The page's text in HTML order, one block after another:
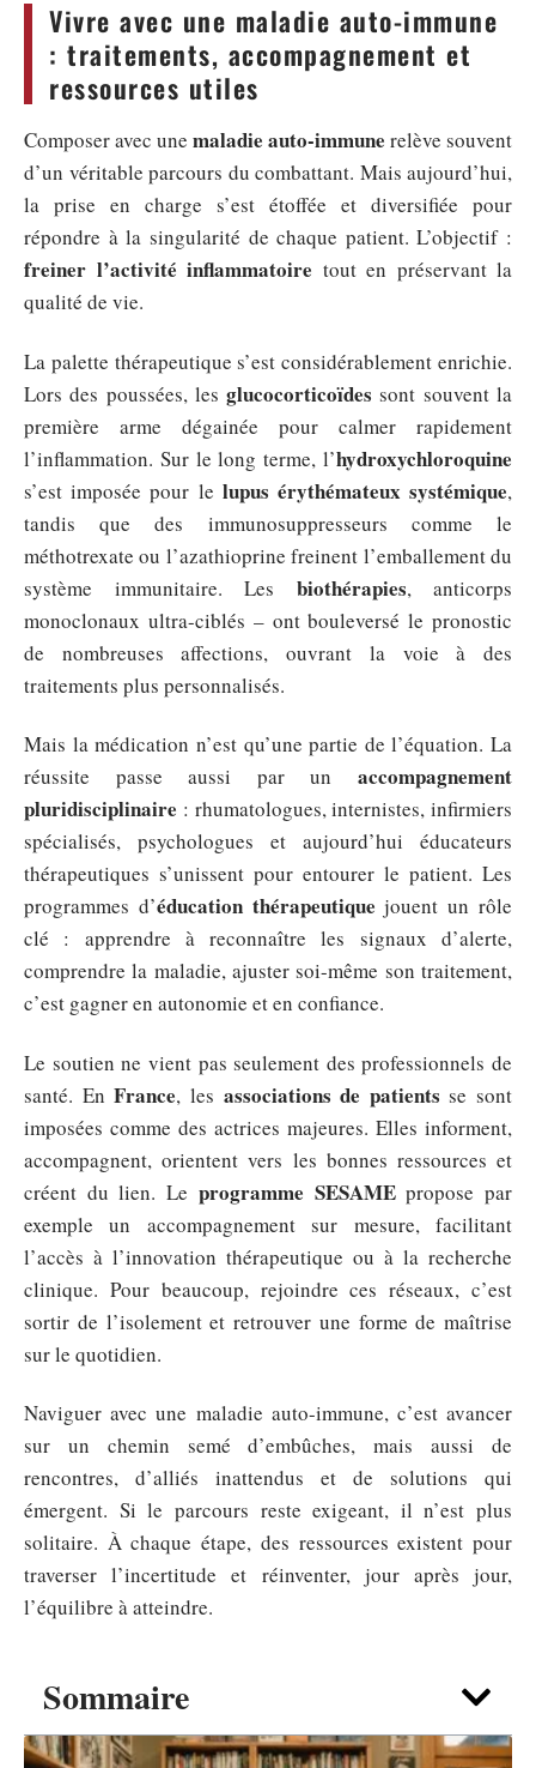
Sommaire
Vivre avec une maladie auto-immune
: traitements, accompagnement et
ressources utiles
Composer avec une maladie auto-immune relève souvent
d’un véritable parcours du combattant. Mais aujourd’hui,
la prise en charge s’est étoffée et diversifiée pour
répondre à la singularité de chaque patient. L’objectif :
freiner l’activité inflammatoire tout en préservant la
qualité de vie.
La palette thérapeutique s’est considérablement enrichie.
Lors des poussées, lesglucocorticoïdes sont souvent la
première arme dégainée pour calmer rapidement
l’inflammation. Sur le long terme, l’hydroxychloroquine
s’est imposée pour le lupus érythémateux systémique,
tandis que des immunosuppresseurs comme le
méthotrexate ou l’azathioprine freinent l’emballement du
système immunitaire. Les biothérapies, anticorps
monoclonaux ultra-ciblés – ont bouleversé le pronostic
de nombreuses affections, ouvrant la voie à des
traitements plus personnalisés.
Mais la médication n’est qu’une partie de l’équation. La
réussite passe aussi par un accompagnement
pluridisciplinaire : rhumatologues, internistes, infirmiers
spécialisés, psychologues et aujourd’hui éducateurs
thérapeutiques s’unissent pour entourer le patient. Les
programmes d’éducation thérapeutique jouent un rôle
clé : apprendre à reconnaître les signaux d’alerte,
comprendre la maladie, ajuster soi-même son traitement,
c’est gagner en autonomie et en confiance.
Le soutien ne vient pas seulement des professionnels de
santé. EnFrance, les associations de patients se sont
imposées comme des actrices majeures. Elles informent,
accompagnent, orientent vers les bonnes ressources et
créent du lien. Le programme SESAMEpropose par
exemple un accompagnement sur mesure, facilitant
l’accès à l’innovation thérapeutique ou à la recherche
clinique. Pour beaucoup, rejoindre ces réseaux, c’est
sortir de l’isolement et retrouver une forme de maîtrise
sur le quotidien.
Naviguer avec une maladie auto-immune, c’est avancer
sur un chemin semé d’embûches, mais aussi de
rencontres, d’alliés inattendus et de solutions qui
émergent. Si le parcours reste exigeant, il n’est plus
solitaire. À chaque étape, des ressources existent pour
traverser l’incertitude et réinventer, jour après jour,
l’équilibre à atteindre.